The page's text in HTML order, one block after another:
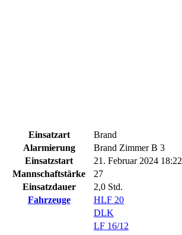
Einsatzart
Brand
Alarmierung
Brand Zimmer B 3
Einsatzstart
21. Februar 2024 18:22
Mannschaftstärke
27
Einsatzdauer
2,0 Std.
Fahrzeuge
HLF 20
DLK
LF 16/12